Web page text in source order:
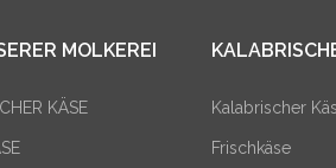
MOLKEREI
KÄSE Kalabrischer
Frischkäse